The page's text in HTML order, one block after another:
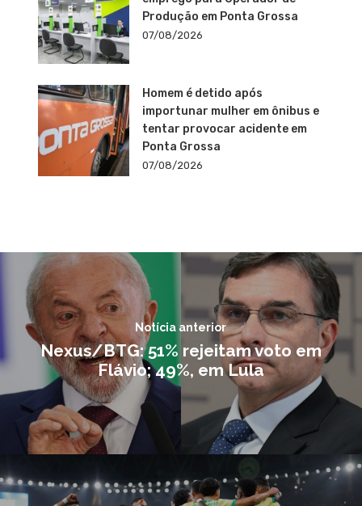
Produção em Ponta Grossa
07/08/2026
Homem é detido após
importunar mulher em ônibus e
tentar provocar acidente em
Ponta Grossa
07/08/2026
Notícia anterior
Nexus/BTG: 51% rejeitam voto em
Flávio; 49%, em Lula